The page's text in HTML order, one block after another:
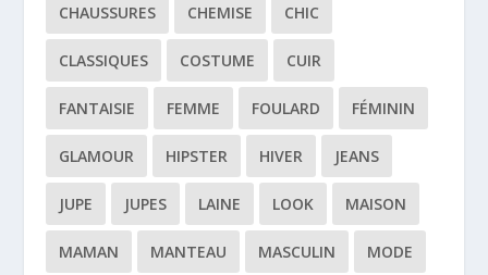
CHAUSSURES CHEMISE CHIC
CLASSIQUES COSTUME CUIR
FANTAISIE FEMME FOULARD FÉMININ
GLAMOUR HIPSTER HIVER JEANS
JUPE JUPES LAINE LOOK MAISON
MAMAN MANTEAU MASCULIN MODE